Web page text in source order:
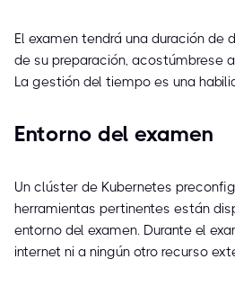
El examen tendrá una duración de
de su preparación, acostúmbrese
La gestión del tiempo es una
Entorno del examen
Un clúster de Kubernetes
herramientas pertinentes están
entorno del examen. Durante el
internet ni a ningún otro recurso